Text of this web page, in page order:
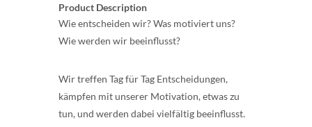
Product Description
Wie entscheiden wir? Was motiviert uns?
Wie werden wir beeinflusst?
Wir treffen Tag für Tag Entscheidungen,
kämpfen mit unserer Motivation, etwas zu
tun, und werden dabei vielfältig beeinflusst.